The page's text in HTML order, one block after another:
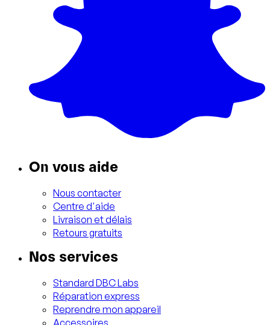
On vous aide
Nous contacter
Centre d'aide
Livraison et délais
Retours gratuits
Nos services
Standard DBC Labs
Réparation express
Reprendre mon appareil